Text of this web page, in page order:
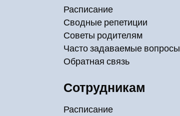
Расписание
Сводные репетиции
Советы родителям
Часто задаваемые вопросы
Обратная связь
Сотрудникам
Расписание